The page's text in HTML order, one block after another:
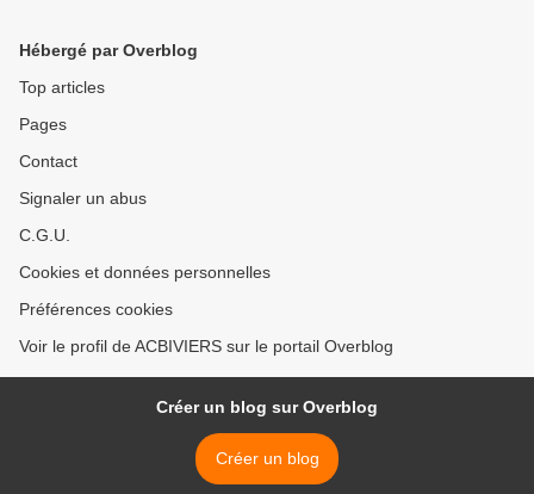
Hébergé par Overblog
Top articles
Pages
Contact
Signaler un abus
C.G.U.
Cookies et données personnelles
Préférences cookies
Voir le profil de ACBIVIERS sur le portail Overblog
Créer un blog sur Overblog
Créer un blog